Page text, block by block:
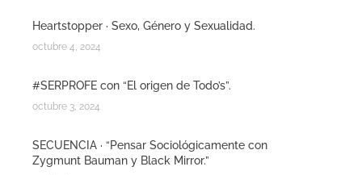
Heartstopper · Sexo, Género y Sexualidad.
octubre 4, 2024
#SERPROFE con “El origen de Todo’s”.
octubre 3, 2024
SECUENCIA · “Pensar Sociológicamente con
Zygmunt Bauman y Black Mirror.”